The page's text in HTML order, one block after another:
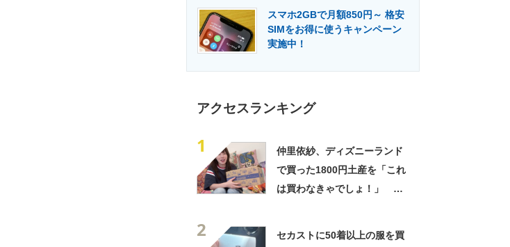
スマホ2GBで月額850円～ 格安
SIMをお得に使うキャンペーン
実施中！
アクセスランキング
1
仲里依紗、ディズニーランド
で買った1800円土産を「これ
は買わなきゃでしょ！」
2
セカストに50着以上の服を買